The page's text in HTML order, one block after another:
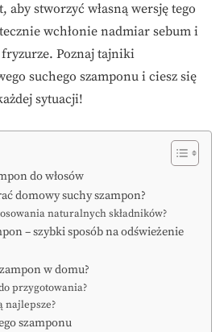
stworzyć własną wersję tego
wchłonie nadmiar sebum i
Poznaj tajniki
suchego szamponu i ciesz się
sytuacji!
do włosów
domowy suchy szampon?
naturalnych składników?
– szybki sposób na odświeżenie
w domu?
przygotowania?
najlepsze?
szamponu